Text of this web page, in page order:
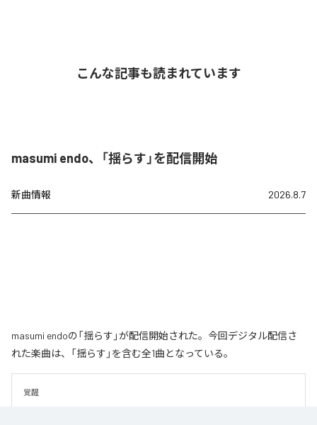
こんな記事も読まれています
masumi endo、「揺らす」を配信開始
新曲情報 2026.8.7
masumi endoの「揺らす」が配信開始された。今回デジタル配信さ
れた楽曲は、「揺らす」を含む全1曲となっている。
覚醒